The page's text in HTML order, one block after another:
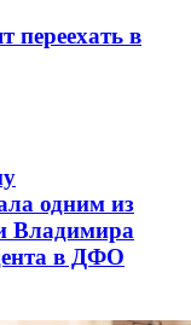
переехать в
одним из
Владимира
в ДФО